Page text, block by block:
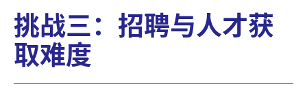
挑战三：招聘与人才获
取难度